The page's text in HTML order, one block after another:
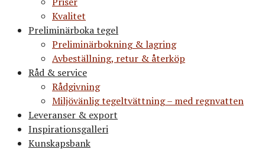
Kvalitet
Preliminärboka tegel
Preliminärbokning & lagring
Avbeställning, retur & återköp
Råd & service
Rådgivning
Miljövänlig tegeltvättning – med regnvatten
Leveranser & export
Inspirationsgalleri
Kunskapsbank